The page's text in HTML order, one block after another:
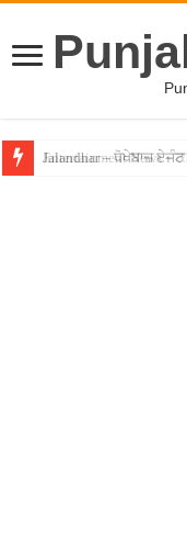
Jalandhar – ਧੋਖੇਬਾਜ਼